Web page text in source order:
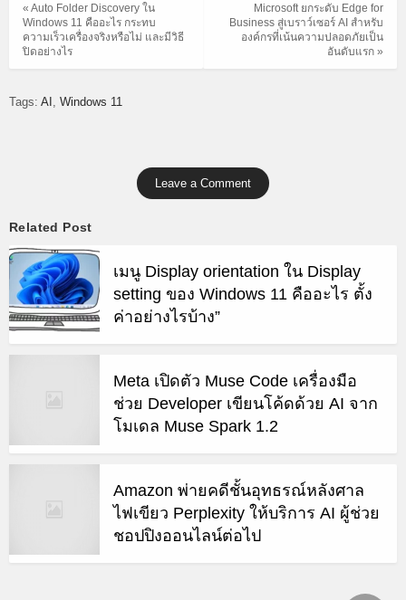
Microsoft ยกระดับ Edge for
Business สู่เบราว์เซอร์ AI สำหรับ
องค์กรที่เน้นความปลอดภัยเป็น
อันดับแรก »
« Auto Folder Discovery ใน
Windows 11 คืออะไร กระทบ
ความเร็วเครื่องจริงหรือไม่ และมีวิธี
ปิดอย่างไร
Tags: AI Windows 11
Leave a Comment
Related Post
เมนู Display orientation ใน Display
setting ของ Windows 11 คืออะไร ตั้ง
ค่าอย่างไรบ้าง”
Meta เปิดตัว Muse Code เครื่องมือ
ช่วย Developer เขียนโค้ดด้วย AI จาก
โมเดล Muse Spark 1.2
Amazon พ่ายคดีชั้นอุทธรณ์หลังศาล
ไฟเขียว Perplexity ให้บริการ AI ผู้ช่วย
ชอปปิงออนไลน์ต่อไป